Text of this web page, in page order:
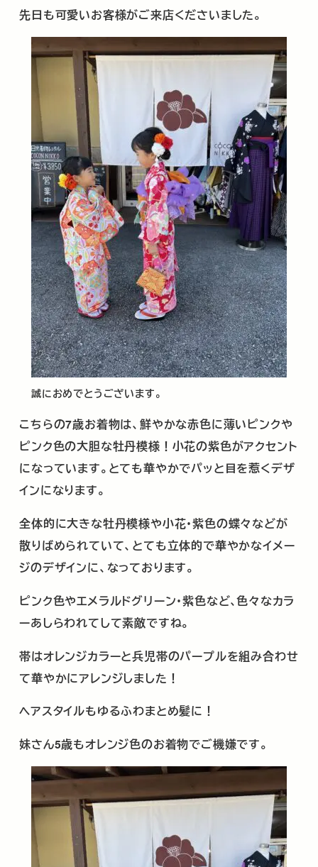
先日も可愛いお客様がご来店くださいました。
誠におめでとうございます。
こちらの7歳お着物は、鮮やかな赤色に薄いピンクや
ピンク色の大胆な牡丹模様！小花の紫色がアクセント
になっています。とても華やかでパッと目を惹くデザ
インになります。
全体的に大きな牡丹模様や小花・紫色の蝶々などが
散りばめられていて、とても立体的で華やかなイメー
ジのデザインに、なっております。
ピンク色やエメラルドグリーン・紫色など､色々なカラ
ーあしらわれてして素敵ですね。
帯はオレンジカラーと兵児帯のパープルを組み合わせ
て華やかにアレンジしました！
ヘアスタイルもゆるふわまとめ髪に！
妹さん5歳もオレンジ色のお着物でご機嫌です。